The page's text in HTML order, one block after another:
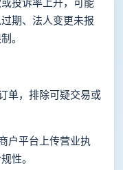
投诉率上升，可能
期、法人变更未报
。
，排除可疑交易或
平台上传营业执
性。